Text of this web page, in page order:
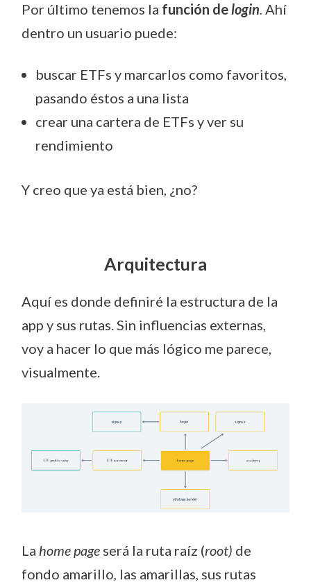
Por último tenemos la función delogin. Ahí
dentro un usuario puede:
buscar ETFs y marcarlos como favoritos,
pasando éstos a una lista
crear una cartera de ETFs y ver su
rendimiento
Y creo que ya está bien, ¿no?
Arquitectura
Aquí es donde definiré la estructura de la
app y sus rutas. Sin influencias externas,
voy a hacer lo que más lógico me parece,
visualmente.
La home page será la ruta raíz (root) de
fondo amarillo, las amarillas, sus rutas